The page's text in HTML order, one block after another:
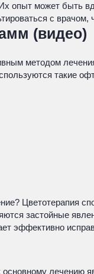
опыт может быть
с
(видео)
методом
такие
застойные
эффективно
лечению